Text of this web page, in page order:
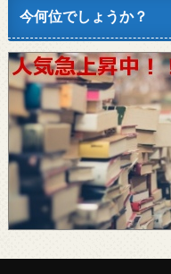
日本国内の出版社
集英社
├白泉社
ホーム社
└集英社クリエイティブ
・小学館